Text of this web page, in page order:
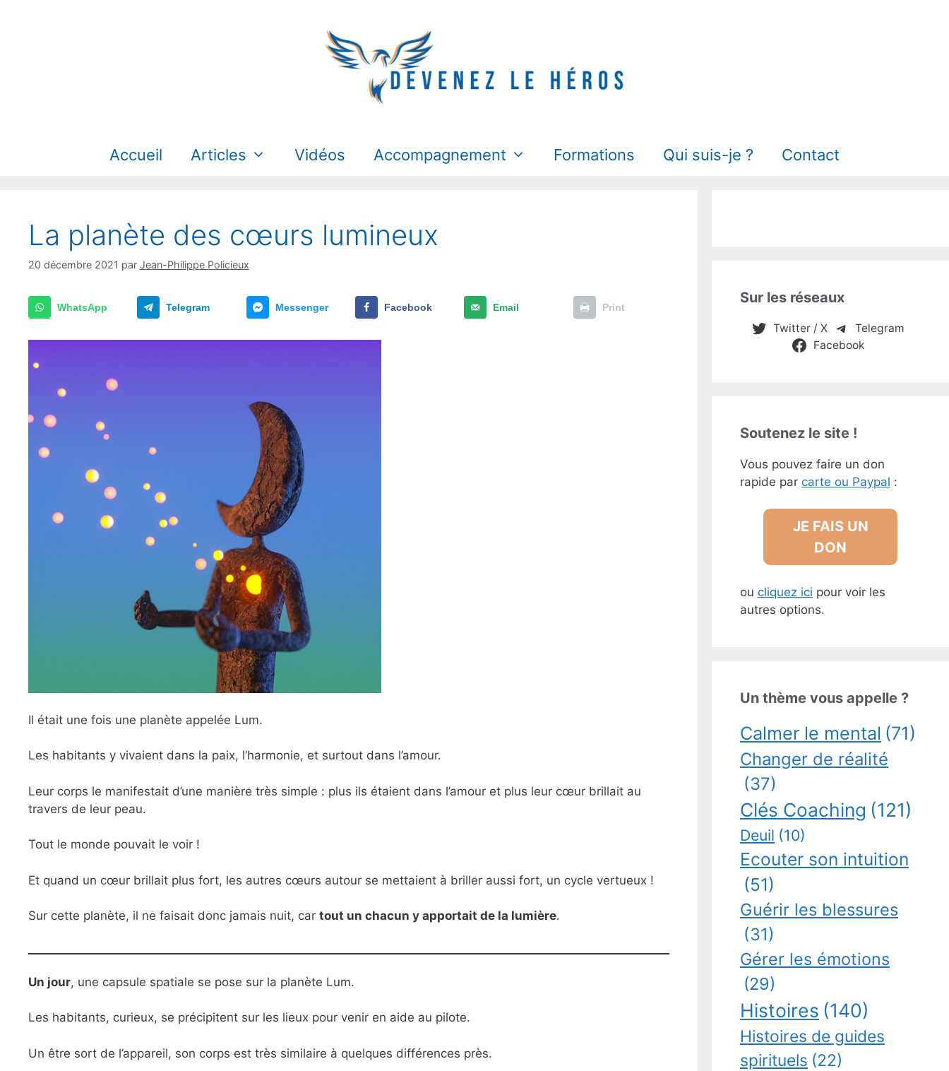
Accueil Articles Vidéos Accompagnement Formations Qui suis-je ? Contact
La planète des cœurs lumineux
20 décembre 2021 par Jean-Philippe Policieux
WhatsApp Telegram Messenger Facebook Email Print
Il était une fois une planète appelée Lum.
Les habitants y vivaient dans la paix, l’harmonie, et surtout dans l’amour.
Leur corps le manifestait d’une manière très simple : plus ils étaient dans l’amour et plus leur cœur brillait au
travers de leur peau.
Tout le monde pouvait le voir !
Et quand un cœur brillait plus fort, les autres cœurs autour se mettaient à briller aussi fort, un cycle vertueux !
Sur cette planète, il ne faisait donc jamais nuit, car tout un chacun y apportait de la lumière.
Un jour, une capsule spatiale se pose sur la planète Lum.
Les habitants, curieux, se précipitent sur les lieux pour venir en aide au pilote.
Un être sort de l’appareil, son corps est très similaire à quelques différences près.
Sur les réseaux
Twitter / X
Telegram
Facebook
Soutenez le site !
Vous pouvez faire un don
rapide par carte ou Paypal :
JE FAIS UN
DON
ou cliquez ici pour voir les
autres options.
Un thème vous appelle ?
Calmer le mental (71)
Changer de réalité
(37)
Clés Coaching (121)
Deuil (10)
Ecouter son intuition
(51)
Guérir les blessures
(31)
Gérer les émotions
(29)
Histoires (140)
Histoires de guides
spirituels (22)